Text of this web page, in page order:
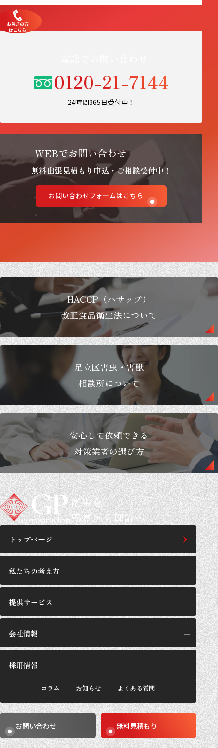
お急ぎの方
はこちら
0120-21-7144
24時間365日受付中！
WEBでお問い合わせ
無料出張見積もり申込・ご相談受付中！
お問い合わせフォームはこちら
HACCP（ハサップ）
改正食品衛生法について
足立区害虫・害獣
相談所について
安心して依頼できる
対策業者の選び方
衛生を
感覚から理論へ
トップページ
私たちの考え方
私たちの考え方
提供サービス
提供サービス
GPが選ばれる理由
法人のお客さま
会社情報
企業理念
会社概要
数字で見るGP
事業所紹介
社員紹介
採用情報
採用概要
求める人材
社員インタビュー
コラム お知らせ よくある質問
お問い合わせ 無料見積もり